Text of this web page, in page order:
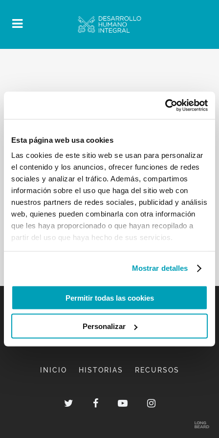
Esta página web usa cookies
Las cookies de este sitio web se usan para personalizar
el contenido y los anuncios, ofrecer funciones de redes
sociales y analizar el tráfico. Además, compartimos
información sobre el uso que haga del sitio web con
nuestros partners de redes sociales, publicidad y análisis
web, quienes pueden combinarla con otra información
que les haya proporcionado o que hayan recopilado a
partir del uso que haya hecho de sus servicios.
Mostrar detalles
Permitir todas las cookies
Personalizar
INICIO HISTORIAS RECURSOS